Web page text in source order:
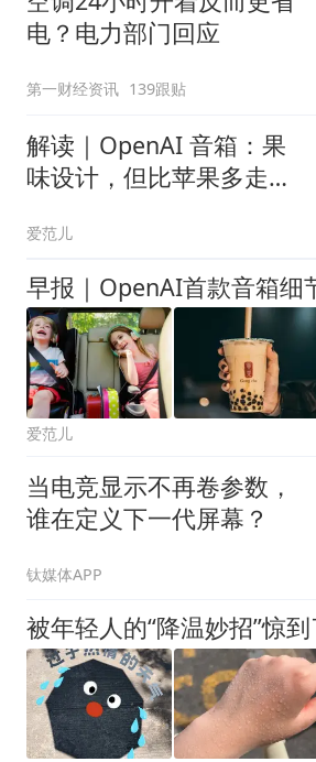
电？电力部门回应
第一财经资讯 139跟贴
解读｜OpenAI 音箱：果
味设计，但比苹果多走一
爱范儿
爱范儿
当电竞显示不再卷参数，
谁在定义下一代屏幕？
钛媒体APP